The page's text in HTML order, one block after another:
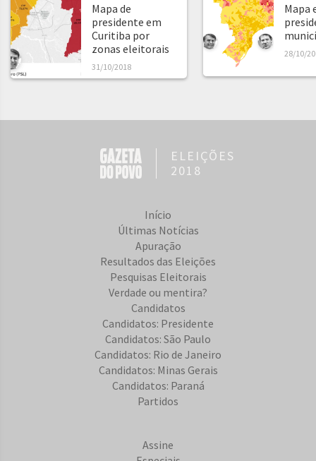
Mapa de
presidente em
Curitiba por
zonas eleitorais
31/10/2018
Mapa
28/10/
ELEIÇÕES
2018
Início
Últimas Notícias
Apuração
Resultados das Eleições
Pesquisas Eleitorais
Verdade ou mentira?
Candidatos
Candidatos: Presidente
Candidatos: São Paulo
Candidatos: Rio de Janeiro
Candidatos: Minas Gerais
Candidatos: Paraná
Partidos
Assine